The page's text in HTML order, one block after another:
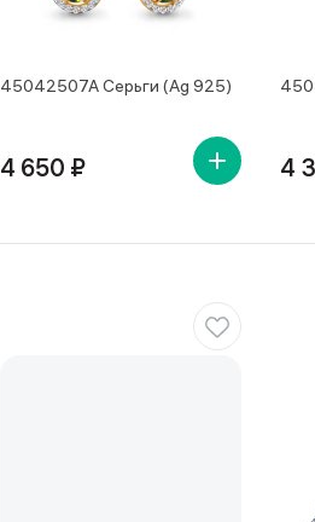
45042507А Серьги (Ag 925)
4 650 ₽ 4